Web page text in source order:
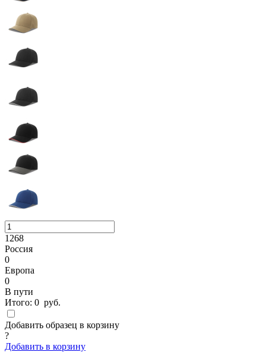
1268
Россия
0
Европа
0
В пути
Итого: 0 руб.
Добавить образец в корзину
?
Добавить в корзину